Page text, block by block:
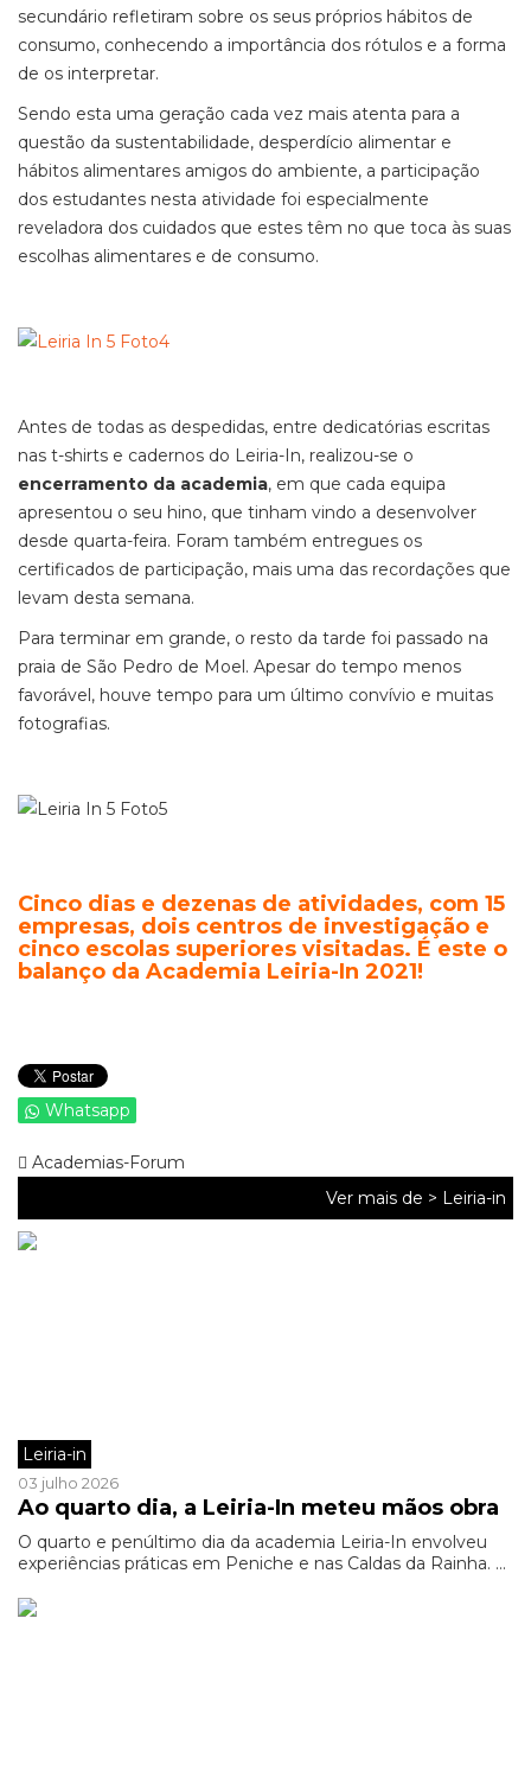
secundário refletiram sobre os seus próprios hábitos de
consumo, conhecendo a importância dos rótulos e a forma
de os interpretar.
Sendo esta uma geração cada vez mais atenta para a
questão da sustentabilidade, desperdício alimentar e
hábitos alimentares amigos do ambiente, a participação
dos estudantes nesta atividade foi especialmente
reveladora dos cuidados que estes têm no que toca às suas
escolhas alimentares e de consumo.
Antes de todas as despedidas, entre dedicatórias escritas
nas t-shirts e cadernos do Leiria-In, realizou-se o
encerramento da academia, em que cada equipa
apresentou o seu hino, que tinham vindo a desenvolver
desde quarta-feira. Foram também entregues os
certificados de participação, mais uma das recordações que
levam desta semana.
Para terminar em grande, o resto da tarde foi passado na
praia de São Pedro de Moel. Apesar do tempo menos
favorável, houve tempo para um último convívio e muitas
fotografias.
Cinco dias e dezenas de atividades, com 15
empresas, dois centros de investigação e
cinco escolas superiores visitadas. É este o
balanço da Academia Leiria-In 2021!
Whatsapp
Academias-Forum
Ver mais de > Leiria-in
Leiria-in
03 julho 2026
Ao quarto dia, a Leiria-In meteu mãos obra
O quarto e penúltimo dia da academia Leiria-In envolveu
experiências práticas em Peniche e nas Caldas da Rainha. ...